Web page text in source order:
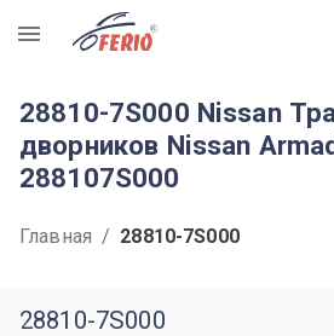
R
28810-7S000 Nissan
дворников Nissan
288107S000
Главная / 28810-7S000
28810-7S000